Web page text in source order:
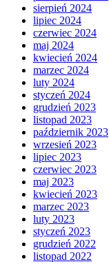
sierpień 2024
lipiec 2024
czerwiec 2024
maj 2024
kwiecień 2024
marzec 2024
luty 2024
styczeń 2024
grudzień 2023
listopad 2023
październik 2023
wrzesień 2023
lipiec 2023
czerwiec 2023
maj 2023
kwiecień 2023
marzec 2023
luty 2023
styczeń 2023
grudzień 2022
listopad 2022